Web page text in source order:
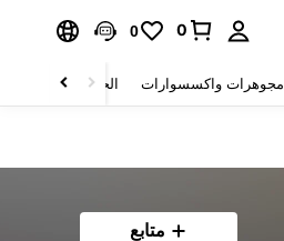
0
0
مجوهرات واكسسوارات الحقائب والأمتعة
متابع